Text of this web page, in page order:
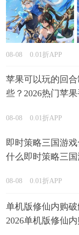
08-08 0.01折APP
苹果可以玩的回
些？2026热门苹
08-08 0.01折APP
即时策略三国游
什么即时策略三
08-08 0.01折APP
单机版修仙内购破
2026单机版修仙